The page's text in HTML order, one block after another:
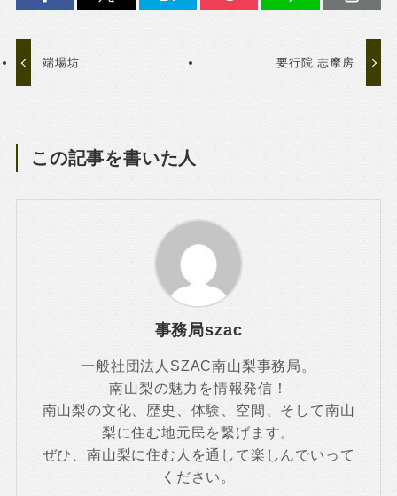
端場坊 要行院 志摩房
この記事を書いた人
事務局szac
一般社団法人SZAC南山梨事務局。
南山梨の魅力を情報発信！
南山梨の文化、歴史、体験、空間、そして南山
梨に住む地元民を繋げます。
ぜひ、南山梨に住む人を通して楽しんでいって
ください。